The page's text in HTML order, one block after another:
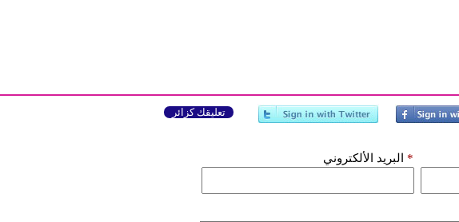
تعليقك كزائر
البريد الألكتروني *